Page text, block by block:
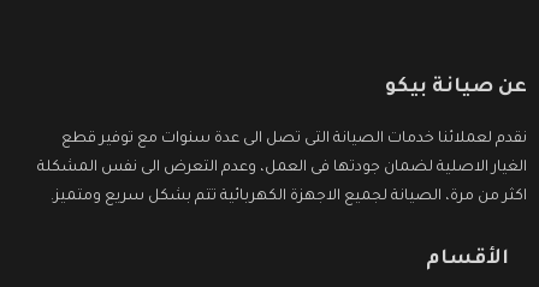
عن صيانة بيكو
نقدم لعملائنا خدمات الصيانة التى تصل الى عدة سنوات مع توفير قطع
الغيار الاصلية لضمان جودتها فى العمل، وعدم التعرض الى نفس المشكلة
اكثر من مرة، الصيانة لجميع الاجهزة الكهربائية تتم بشكل سريع ومتميز.
الأقسام